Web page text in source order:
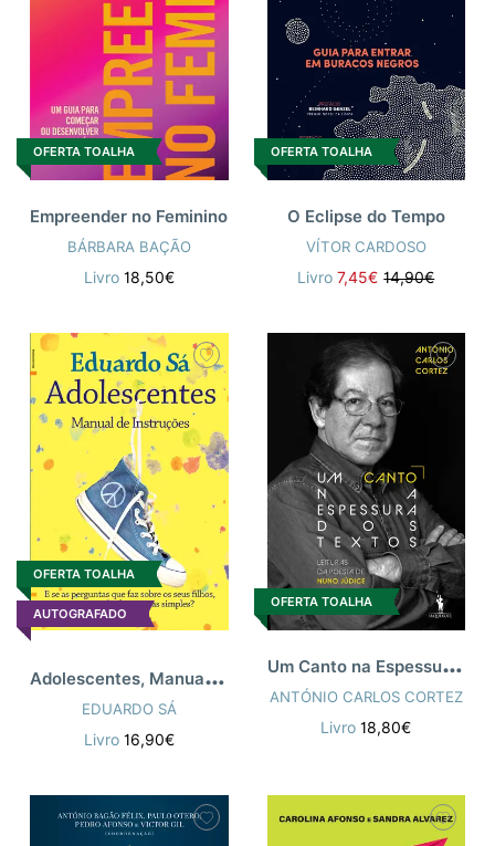
OFERTA TOALHA
Empreender no Feminino
BÁRBARA BAÇÃO
Livro 18,50€
OFERTA TOALHA
O Eclipse do Tempo
VÍTOR CARDOSO
Livro7,45€ 14,90€
OFERTA TOALHA
AUTOGRAFADO
A
dolescentes, Manual de Instruções
EDUARDO SÁ
Livro 16,90€
OFERTA TOALHA
U
m Canto na Espessura dos Textos
ANTÓNIO CARLOS CORTEZ
Livro18,80€